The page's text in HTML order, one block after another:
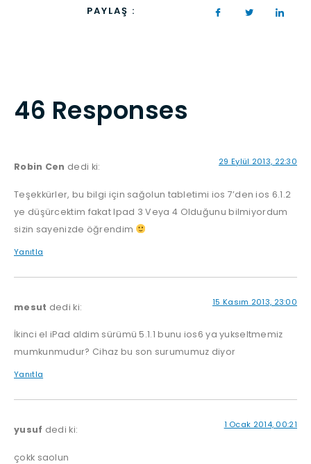
PAYLAŞ :
46 Responses
Robin Cen dedi ki: 29 Eylül 2013, 22:30
Teşekkürler, bu bilgi için sağolun tabletimi ios 7’den ios 6.1.2
ye düşürcektim fakat Ipad 3 Veya 4 Olduğunu bilmiyordum
sizin sayenizde öğrendim
Yanıtla
mesut dedi ki: 15 Kasım 2013, 23:00
İkinci el iPad aldim sürümü 5.1.1 bunu ios6 ya yukseltmemiz
mumkunmudur? Cihaz bu son surumumuz diyor
Yanıtla
yusuf dedi ki: 1 Ocak 2014, 00:21
çokk saolun